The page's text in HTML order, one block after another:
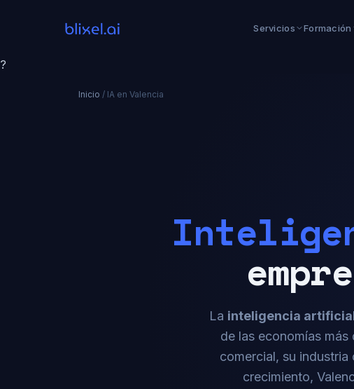
Servicios Formación
?
Inicio / IA en Valencia
La inteligencia
de las economías
comercial, su
crecimiento,